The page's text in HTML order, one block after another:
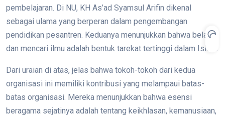
pembelajaran. Di NU, KH As’ad Syamsul Arifin dikenal
sebagai ulama yang berperan dalam pengembangan
pendidikan pesantren. Keduanya menunjukkan bahwa belajar
dan mencari ilmu adalah bentuk tarekat tertinggi dalam Islam.
Dari uraian di atas, jelas bahwa tokoh-tokoh dari kedua
organisasi ini memiliki kontribusi yang melampaui batas-
batas organisasi. Mereka menunjukkan bahwa esensi
beragama sejatinya adalah tentang keikhlasan, kemanusiaan,